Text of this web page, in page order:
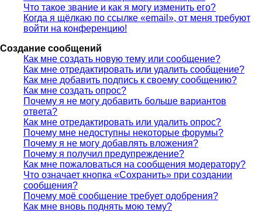
Что такое звание и как я могу изменить его?
Когда я щёлкаю по ссылке «email», от меня требуют
войти на конференцию!
Создание сообщений
Как мне создать новую тему или сообщение?
Как мне отредактировать или удалить сообщение?
Как мне добавить подпись к своему сообщению?
Как мне создать опрос?
Почему я не могу добавить больше вариантов
ответа?
Как мне отредактировать или удалить опрос?
Почему мне недоступны некоторые форумы?
Почему я не могу добавлять вложения?
Почему я получил предупреждение?
Как мне пожаловаться на сообщения модератору?
Что означает кнопка «Сохранить» при создании
сообщения?
Почему моё сообщение требует одобрения?
Как мне вновь поднять мою тему?